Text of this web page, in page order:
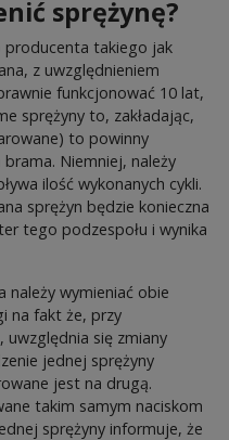
sprężynę?
producenta takiego jak
z uwzględnieniem
funkcjonować 10 lat,
sprężyny to, zakładając,
to powinny
Niemniej, należy
ilość wykonanych cykli.
sprężyn będzie konieczna
tego podzespołu i wynika
należy wymieniać obie
na fakt że, przy
uwzględnia się zmiany
jednej sprężyny
jest na drugą.
takim samym naciskom
sprężyny informuje, że